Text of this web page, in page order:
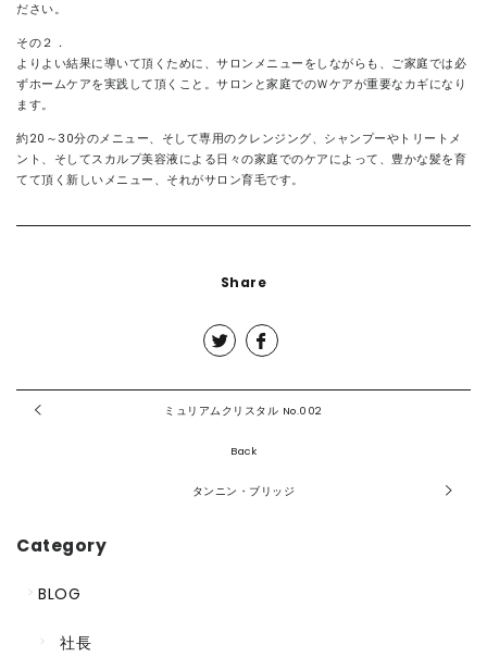
ださい。
その２．
よりよい結果に導いて頂くために、サロンメニューをしながらも、ご家庭では必
ずホームケアを実践して頂くこと。サロンと家庭でのＷケアが重要なカギになり
ます。
約20～30分のメニュー、そして専用のクレンジング、シャンプーやトリートメ
ント、そしてスカルプ美容液による日々の家庭でのケアによって、豊かな髪を育
てて頂く新しいメニュー、それがサロン育毛です。
Share
ミュリアムクリスタル No.002
Back
タンニン・ブリッジ
Category
BLOG
社長